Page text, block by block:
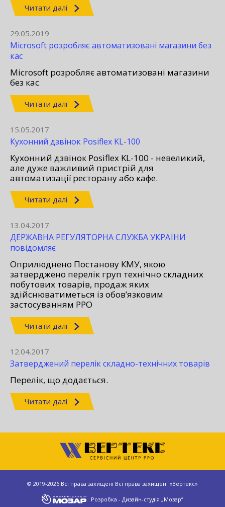
Читати далі
29.05.2019
Microsoft розробляє автоматизовані магазини без
кас
Microsoft розробляє автоматизовані магазини
без кас
Читати далі
15.05.2017
Кухонний дзвінок Posiflex KL-100
Кухонний дзвінок Posiflex KL-100 - невеликий,
але дуже важливий пристрій для
автоматизації ресторану або кафе.
Читати далі
13.04.2017
ДЕРЖАВНА РЕГУЛЯТОРНА СЛУЖБА УКРАЇНИ
повідомляє
Оприлюднено Постанову КМУ, якою
затверджено перелік груп технічно складних
побутових товарів, продаж яких
здійснюватиметься із обов’язковим
застосуванням РРО
Читати далі
12.04.2017
Затверджений перелік складно-технічних товарів
Перелік, що додається.
Читати далі
© 2019-2026 Всі права захищені Всі права захищені «Вертекс»
Розробка - Дизайн-студія „Мозар”